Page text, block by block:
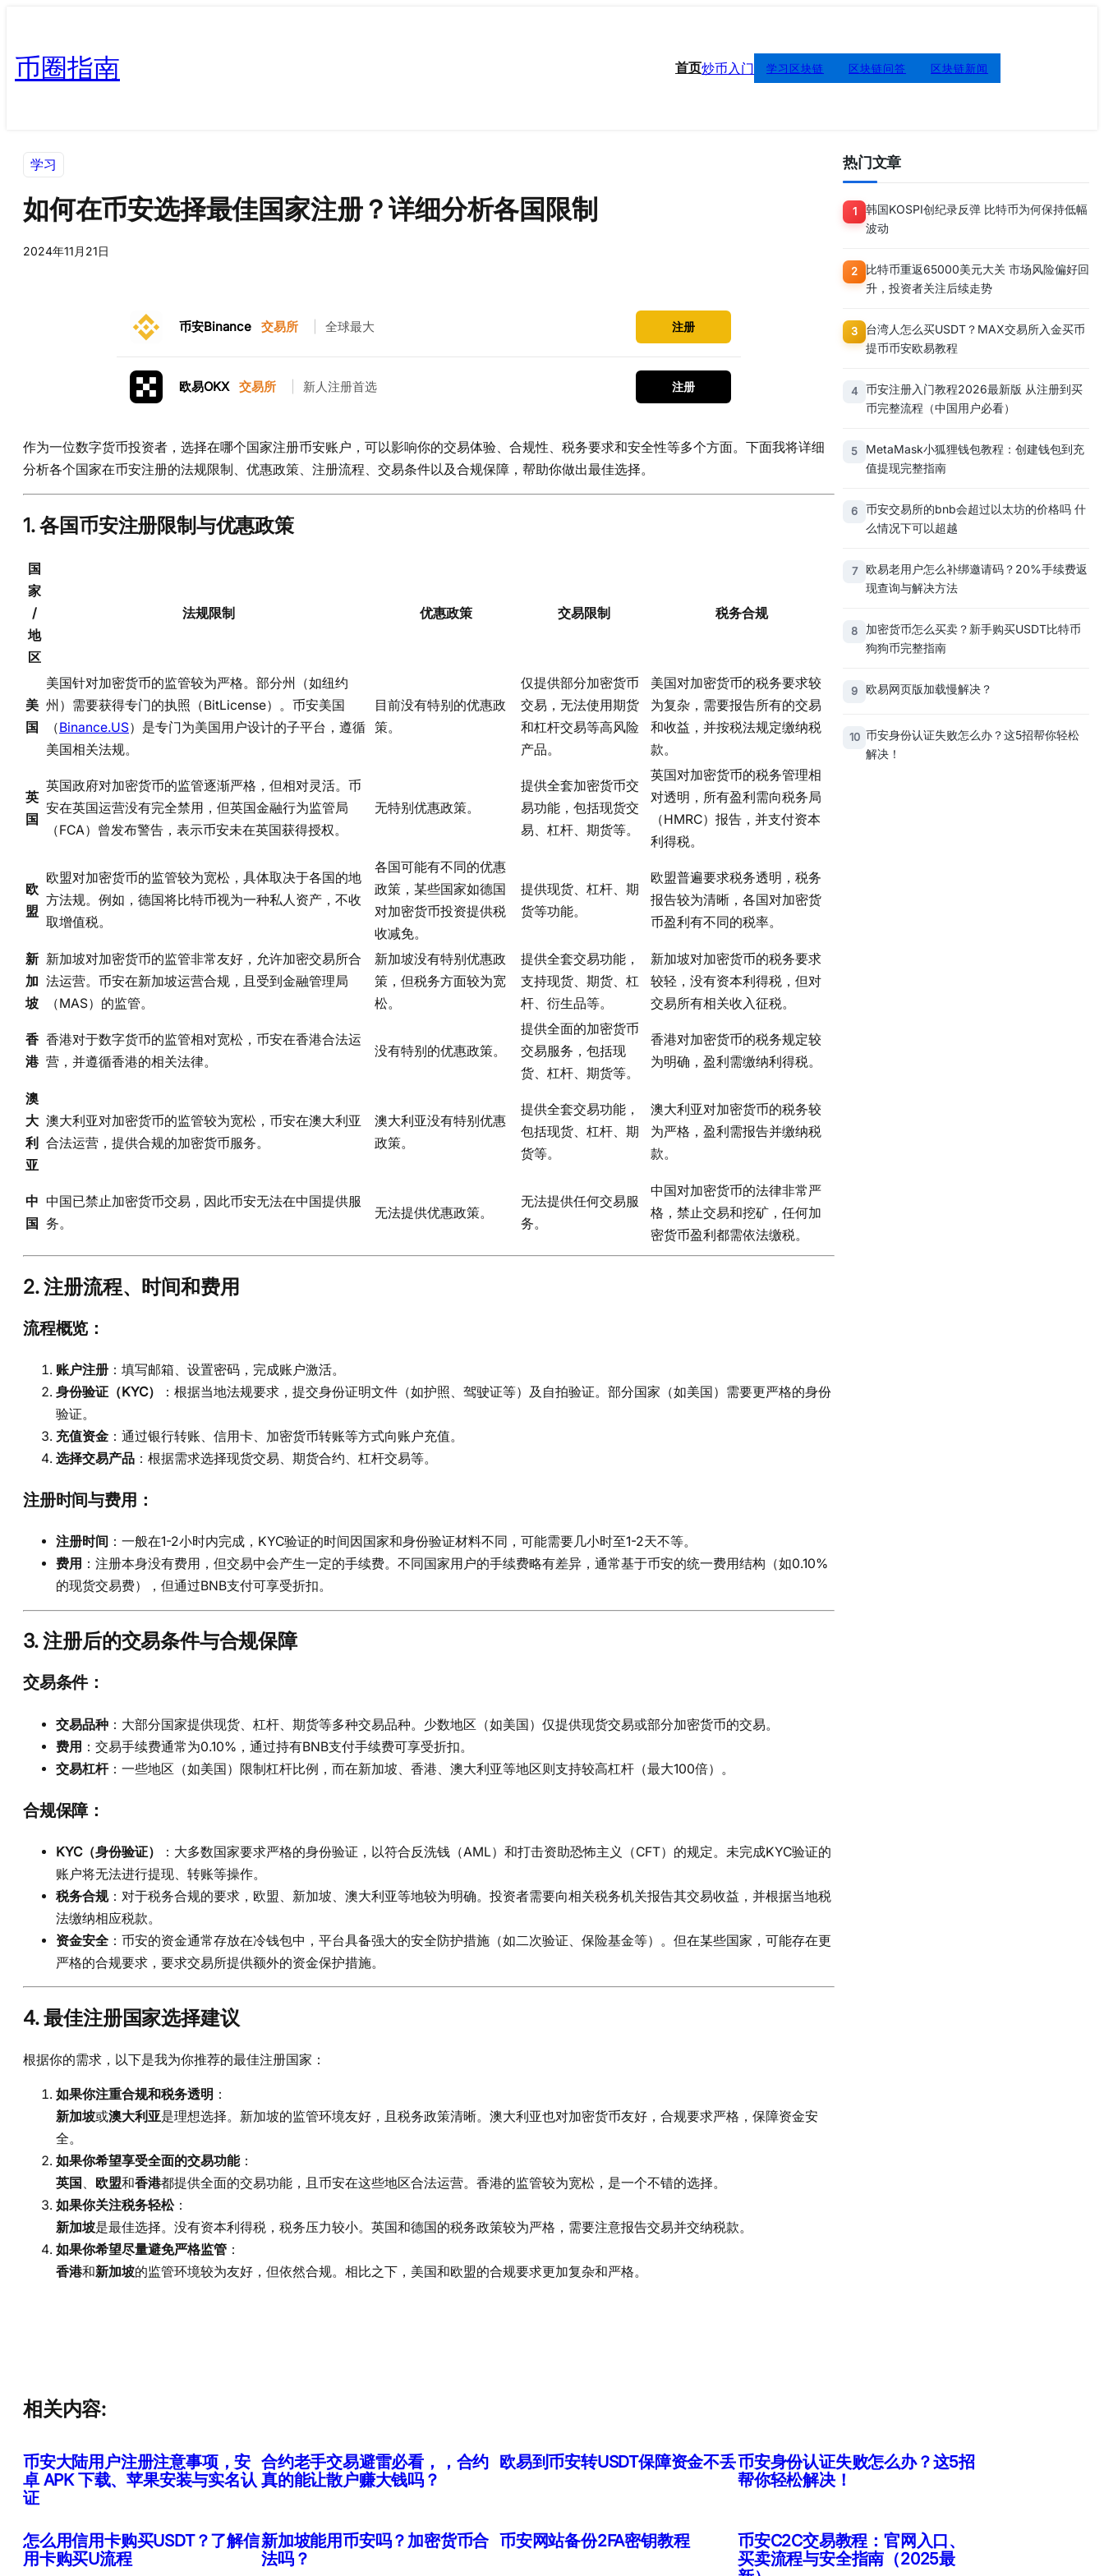
币圈指南 首页炒币入门 学习区块链 区块链问答 区块链新闻
学习
如何在币安选择最佳国家注册？详细分析各国限制
2024年11月21日
币安Binance 交易所 全球最大 注册
欧易OKX 交易所 新人注册首选 注册
作为一位数字货币投资者，选择在哪个国家注册币安账户，可以影响你的交易体验、合规性、税务要求和安全性等多个方面。下面我将详细
分析各个国家在币安注册的法规限制、优惠政策、注册流程、交易条件以及合规保障，帮助你做出最佳选择。
1.各国币安注册限制与优惠政策
国
家
/
地
区
法规限制 优惠政策 交易限制 税务合规
美
国
美国针对加密货币的监管较为严格。部分州（如纽约
州）需要获得专门的执照（BitLicense）。币安美国
（Binance.US）是专门为美国用户设计的子平台，遵循
美国相关法规。
目前没有特别的优惠政
策。
仅提供部分加密货币
交易，无法使用期货
和杠杆交易等高风险
产品。
美国对加密货币的税务要求较
为复杂，需要报告所有的交易
和收益，并按税法规定缴纳税
款。
英
国
英国政府对加密货币的监管逐渐严格，但相对灵活。币
安在英国运营没有完全禁用，但英国金融行为监管局
（FCA）曾发布警告，表示币安未在英国获得授权。
无特别优惠政策。
提供全套加密货币交
易功能，包括现货交
易、杠杆、期货等。
英国对加密货币的税务管理相
对透明，所有盈利需向税务局
（HMRC）报告，并支付资本
利得税。
欧
盟
欧盟对加密货币的监管较为宽松，具体取决于各国的地
方法规。例如，德国将比特币视为一种私人资产，不收
取增值税。
各国可能有不同的优惠
政策，某些国家如德国
对加密货币投资提供税
收减免。
提供现货、杠杆、期
货等功能。
欧盟普遍要求税务透明，税务
报告较为清晰，各国对加密货
币盈利有不同的税率。
新
加
坡
新加坡对加密货币的监管非常友好，允许加密交易所合
法运营。币安在新加坡运营合规，且受到金融管理局
（MAS）的监管。
新加坡没有特别优惠政
策，但税务方面较为宽
松。
提供全套交易功能，
支持现货、期货、杠
杆、衍生品等。
新加坡对加密货币的税务要求
较轻，没有资本利得税，但对
交易所有相关收入征税。
香
港
香港对于数字货币的监管相对宽松，币安在香港合法运
营，并遵循香港的相关法律。
没有特别的优惠政策。
提供全面的加密货币
交易服务，包括现
货、杠杆、期货等。
香港对加密货币的税务规定较
为明确，盈利需缴纳利得税。
澳
大
利
亚
澳大利亚对加密货币的监管较为宽松，币安在澳大利亚
合法运营，提供合规的加密货币服务。
澳大利亚没有特别优惠
政策。
提供全套交易功能，
包括现货、杠杆、期
货等。
澳大利亚对加密货币的税务较
为严格，盈利需报告并缴纳税
款。
中
国
中国已禁止加密货币交易，因此币安无法在中国提供服
务。
无法提供优惠政策。
无法提供任何交易服
务。
中国对加密货币的法律非常严
格，禁止交易和挖矿，任何加
密货币盈利都需依法缴税。
2.注册流程、时间和费用
流程概览 ：
账户注册 ：填写邮箱、设置密码，完成账户激活。
身份验证（KYC）
：根据当地法规要求，提交身份证明文件（如护照、驾驶证等）及自拍验证。部分国家（如美国）需要更严格的身份
验证。
充值资金 ：通过银行转账、信用卡、加密货币转账等方式向账户充值。
选择交易产品 ：根据需求选择现货交易、期货合约、杠杆交易等。
注册时间与费用 ：
注册时间 ：一般在1-2小时内完成，KYC验证的时间因国家和身份验证材料不同，可能需要几小时至1-2天不等。
费用 ：注册本身没有费用，但交易中会产生一定的手续费。不同国家用户的手续费略有差异，通常基于币安的统一费用结构（如0.10%
的现货交易费），但通过BNB支付可享受折扣。
3.注册后的交易条件与合规保障
交易条件：
交易品种 ：大部分国家提供现货、杠杆、期货等多种交易品种。少数地区（如美国）仅提供现货交易或部分加密货币的交易。
费用 ：交易手续费通常为0.10%，通过持有BNB支付手续费可享受折扣。
交易杠杆：一些地区（如美国）限制杠杆比例，而在新加坡、香港、澳大利亚等地区则支持较高杠杆（最大100倍）。
合规保障：
KYC（身份验证）
：大多数国家要求严格的身份验证，以符合反洗钱（AML）和打击资助恐怖主义（CFT）的规定。未完成KYC验证的
账户将无法进行提现、转账等操作。
税务合规：对于税务合规的要求，欧盟、新加坡、澳大利亚等地较为明确。投资者需要向相关税务机关报告其交易收益，并根据当地税
法缴纳相应税款。
资金安全 ：币安的资金通常存放在冷钱包中，平台具备强大的安全防护措施（如二次验证、保险基金等）。但在某些国家，可能存在更
严格的合规要求，要求交易所提供额外的资金保护措施。
4.最佳注册国家选择建议
根据你的需求，以下是我为你推荐的最佳注册国家：
如果你注重合规和税务透明 ：
新加坡或澳大利亚是理想选择。新加坡的监管环境友好，且税务政策清晰。澳大利亚也对加密货币友好，合规要求严格，保障资金安
全。
如果你希望享受全面的交易功能：
英国 、 欧盟和香港都提供全面的交易功能，且币安在这些地区合法运营。香港的监管较为宽松，是一个不错的选择。
如果你关注税务轻松：
新加坡是最佳选择。没有资本利得税，税务压力较小。英国和德国的税务政策较为严格，需要注意报告交易并交纳税款。
如果你希望尽量避免严格监管 ：
香港和新加坡的监管环境较为友好，但依然合规。相比之下，美国和欧盟的合规要求更加复杂和严格。
热门文章
1
韩国KOSPI创纪录反弹 比特币为何保持低幅
波动
2
比特币重返65000美元大关 市场风险偏好回
升，投资者关注后续走势
3
台湾人怎么买USDT？MAX交易所入金买币
提币币安欧易教程
4
币安注册入门教程2026最新版 从注册到买
币完整流程（中国用户必看）
5
MetaMask小狐狸钱包教程：创建钱包到充
值提现完整指南
6
币安交易所的bnb会超过以太坊的价格吗 什
么情况下可以超越
7
欧易老用户怎么补绑邀请码？20%手续费返
现查询与解决方法
8
加密货币怎么买卖？新手购买USDT比特币
狗狗币完整指南
9 欧易网页版加载慢解决？
10 币安身份认证失败怎么办？这5招帮你轻松
解决！
相关内容:
币安大陆用户注册注意事项，安
卓 APK 下载、苹果安装与实名认
证
合约老手交易避雷必看，，合约
真的能让散户赚大钱吗？
欧易到币安转USDT保障资金不丢币安身份认证失败怎么办？这5招
帮你轻松解决！
怎么用信用卡购买USDT？了解信
用卡购买U流程
新加坡能用币安吗？加密货币合
法吗？
币安网站备份2FA密钥教程
币安C2C交易教程：官网入口、
买卖流程与安全指南（2025最